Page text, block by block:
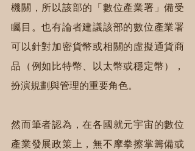
機關，所以該部的「數位產業署」備受
矚目。也有論者建議該部的數位產業署
可以針對加密貨幣或相關的虛擬通貨商
品（例如比特幣、以太幣或穩定幣），
扮演規劃與管理的重要角色。
然而筆者認為，在各國就元宇宙的數位
產業發展政策上，無不摩拳擦掌籌備或